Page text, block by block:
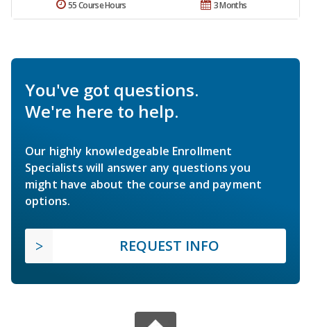
3 Months
55 Course Hours
You've got questions.
We're here to help.
Our highly knowledgeable Enrollment
Specialists will answer any questions you
might have about the course and payment
options.
REQUEST INFO